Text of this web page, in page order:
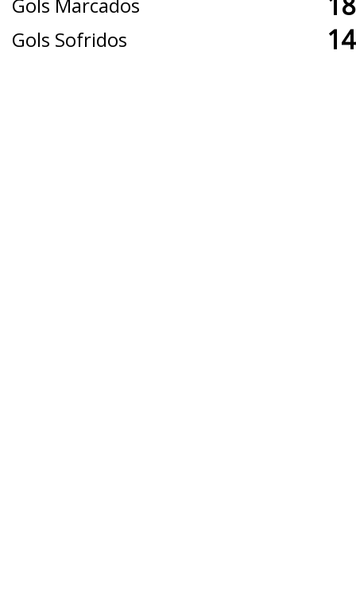
Gols Sofridos